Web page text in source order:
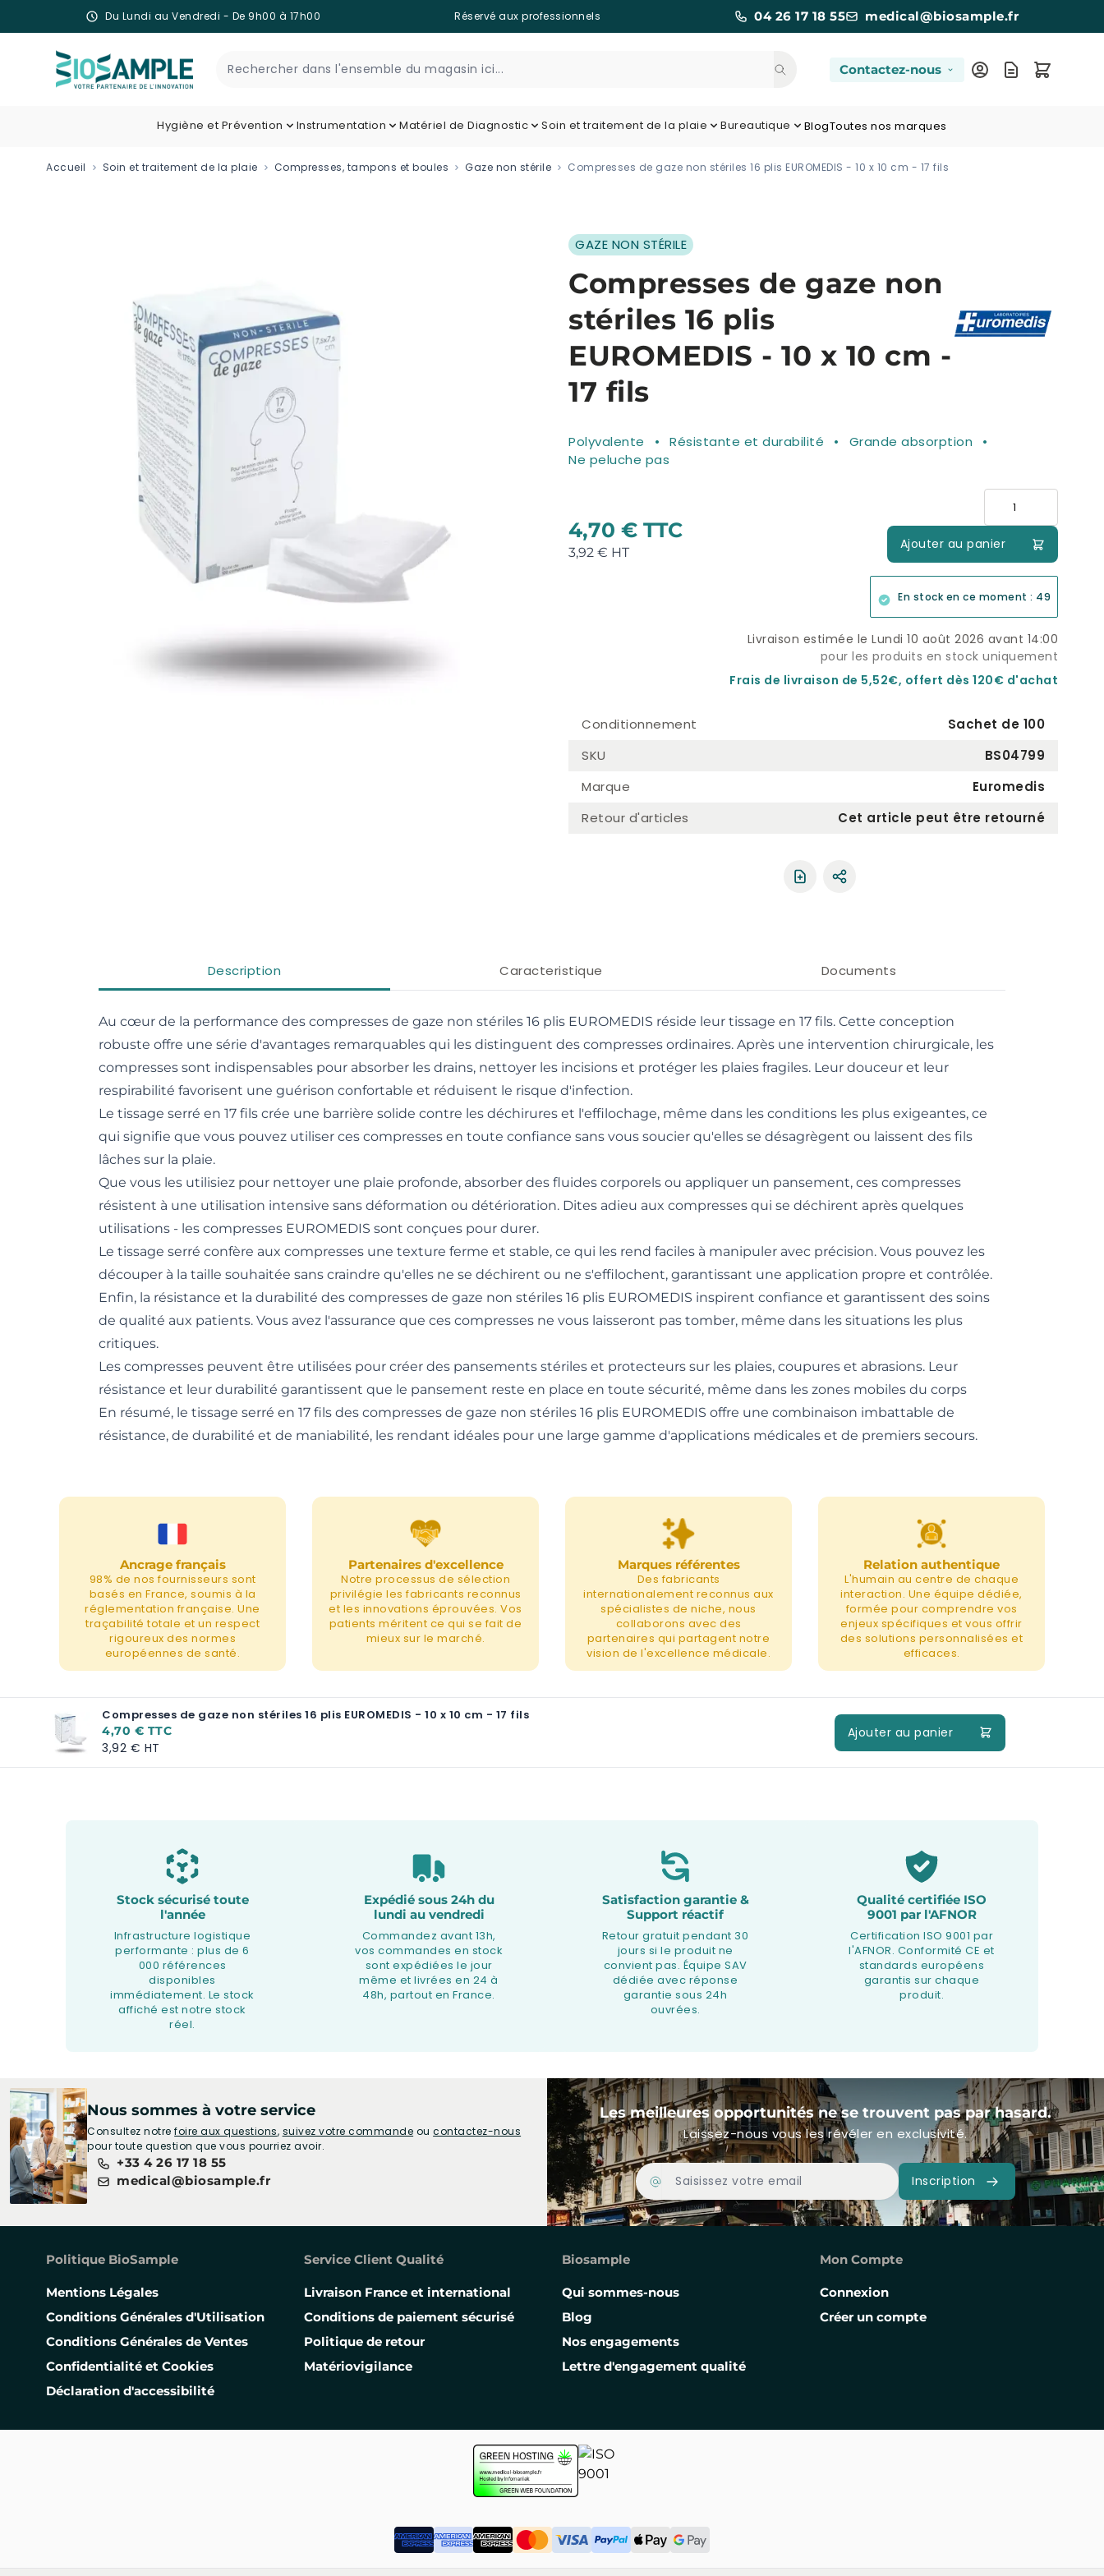
Du Lundi au Vendredi - De 9h00 à 17h00 Réservé aux professionnels 04 26 17 18 55
medical@biosample.fr
Contactez-nous
Hygiène et Prévention Instrumentation Matériel de Diagnostic Soin et traitement de la plaie Bureautique BlogToutes nos marques
Accueil Soin et traitement de la plaie Compresses, tampons et boules Gaze non stérile Compresses de gaze non stériles 16 plis EUROMEDIS - 10 x 10 cm - 17 fils
GAZE NON STÉRILE
Compresses de gaze non
stériles 16 plis
EUROMEDIS - 10 x 10 cm -
17 fils
Polyvalente Résistante et durabilité
Grande absorption
Ne peluche pas
4,70 €
3,92 €
Ajouter au panier
En stock en ce moment : 49
Livraison estimée le Lundi 10 août 2026 avant 14:00
pour les produits en stock uniquement
Frais de livraison de 5,52€, offert dès 120€ d'achat
Conditionnement
Sachet de 100
SKU
BS04799
Marque
Euromedis
Retour d'articles
Cet article peut être retourné
Partager le produit
Description Caracteristique Documents
Au cœur de la performance des compresses de gaze non stériles 16 plis EUROMEDIS réside leur tissage en 17 fils. Cette conception
robuste offre une série d'avantages remarquables qui les distinguent des compresses ordinaires. Après une intervention chirurgicale, les
compresses sont indispensables pour absorber les drains, nettoyer les incisions et protéger les plaies fragiles. Leur douceur et leur
respirabilité favorisent une guérison confortable et réduisent le risque d'infection.
Le tissage serré en 17 fils crée une barrière solide contre les déchirures et l'effilochage, même dans les conditions les plus exigeantes, ce
qui signifie que vous pouvez utiliser ces compresses en toute confiance sans vous soucier qu'elles se désagrègent ou laissent des fils
lâches sur la plaie.
Que vous les utilisiez pour nettoyer une plaie profonde, absorber des fluides corporels ou appliquer un pansement, ces compresses
résistent à une utilisation intensive sans déformation ou détérioration. Dites adieu aux compresses qui se déchirent après quelques
utilisations - les compresses EUROMEDIS sont conçues pour durer.
Le tissage serré confère aux compresses une texture ferme et stable, ce qui les rend faciles à manipuler avec précision. Vous pouvez les
découper à la taille souhaitée sans craindre qu'elles ne se déchirent ou ne s'effilochent, garantissant une application propre et contrôlée.
Enfin, la résistance et la durabilité des compresses de gaze non stériles 16 plis EUROMEDIS inspirent confiance et garantissent des soins
de qualité aux patients. Vous avez l'assurance que ces compresses ne vous laisseront pas tomber, même dans les situations les plus
critiques.
Les compresses peuvent être utilisées pour créer des pansements stériles et protecteurs sur les plaies, coupures et abrasions. Leur
résistance et leur durabilité garantissent que le pansement reste en place en toute sécurité, même dans les zones mobiles du corps
En résumé, le tissage serré en 17 fils des compresses de gaze non stériles 16 plis EUROMEDIS offre une combinaison imbattable de
résistance, de durabilité et de maniabilité, les rendant idéales pour une large gamme d'applications médicales et de premiers secours.
Ancrage français
98% de nos fournisseurs sont
basés en France, soumis à la
réglementation française. Une
traçabilité totale et un respect
rigoureux des normes
européennes de santé.
Partenaires d'excellence
Notre processus de sélection
privilégie les fabricants reconnus
et les innovations éprouvées. Vos
patients méritent ce qui se fait de
mieux sur le marché.
Marques référentes
Des fabricants
internationalement reconnus aux
spécialistes de niche, nous
collaborons avec des
partenaires qui partagent notre
vision de l'excellence médicale.
Relation authentique
L'humain au centre de chaque
interaction. Une équipe dédiée,
formée pour comprendre vos
enjeux spécifiques et vous offrir
des solutions personnalisées et
efficaces.
Compresses de gaze non stériles 16 plis EUROMEDIS - 10 x 10 cm - 17 fils
4,70 €
3,92 €
Ajouter au panier
Stock sécurisé toute
l'année
Infrastructure logistique
performante : plus de 6
000 références
disponibles
immédiatement. Le stock
affiché est notre stock
réel.
Expédié sous 24h du
lundi au vendredi
Commandez avant 13h,
vos commandes en stock
sont expédiées le jour
même et livrées en 24 à
48h, partout en France.
Satisfaction garantie &
Support réactif
Retour gratuit pendant 30
jours si le produit ne
convient pas. Équipe SAV
dédiée avec réponse
garantie sous 24h
ouvrées.
Qualité certifiée ISO
9001 par l'AFNOR
Certification ISO 9001 par
l'AFNOR. Conformité CE et
standards européens
garantis sur chaque
produit.
Nous sommes à votre service
Consultez notrefoire aux questions, suivez votre commande oucontactez-nous
pour toute question que vous pourriez avoir.
+33 4 26 17 18 55
medical@biosample.fr
Les meilleures opportunités ne se trouvent pas par hasard.
Laissez-nous vous les révéler en exclusivité.
Adresse Email
Inscription
Politique BioSample
Mentions Légales
Conditions Générales d'Utilisation
Conditions Générales de Ventes
Confidentialité et Cookies
Déclaration d'accessibilité
Service Client Qualité
Livraison France et international
Conditions de paiement sécurisé
Politique de retour
Matériovigilance
Biosample
Qui sommes-nous
Blog
Nos engagements
Lettre d'engagement qualité
Mon Compte
Connexion
Créer un compte